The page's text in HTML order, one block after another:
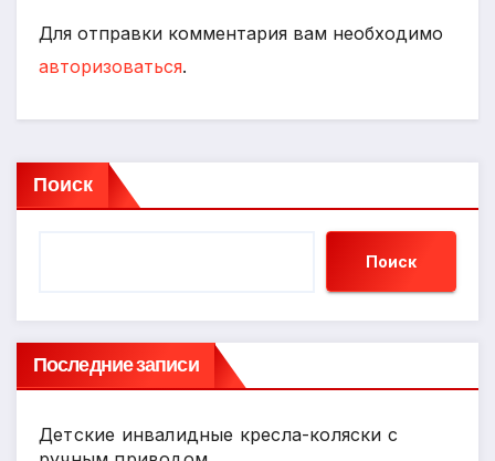
Для отправки комментария вам необходимо
авторизоваться.
Поиск
Поиск
Последние записи
Детские инвалидные кресла-коляски с